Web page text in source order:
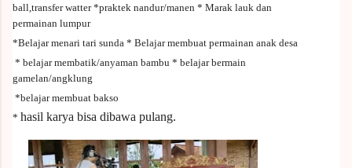
ball,transfer watter*praktek nandur/manen * Marak lauk dan
permainan lumpur
*Belajar menari tari sunda * Belajar membuat permainan anak desa
* belajar membatik/anyaman bambu * belajar bermain
gamelan/angklung
*belajar membuat bakso
* hasil karya bisa dibawa pulang.